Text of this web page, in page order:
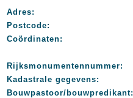
Adres:
Postcode:
Coördinaten:
Rijksmonumentennummer:
Kadastrale gegevens:
Bouwpastoor/bouwpredikant: